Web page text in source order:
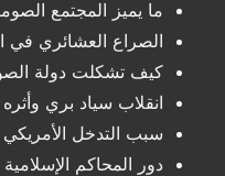
ما يميز المجتمع
الصراع العشائري في
كيف تشكلت دولة
انقلاب سياد بري
سبب التدخل
دور المحاكم